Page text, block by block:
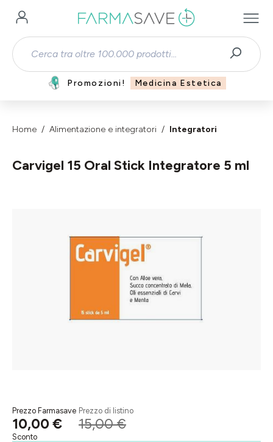
Passa al contenuto principale
Promozioni! Medicina Estetica
Home Alimentazione e integratori Integratori
Carvigel 15 Oral Stick Integratore 5 ml
Prezzo Farmasave
10,00 €
Prezzo di listino
15,00 €
Sconto